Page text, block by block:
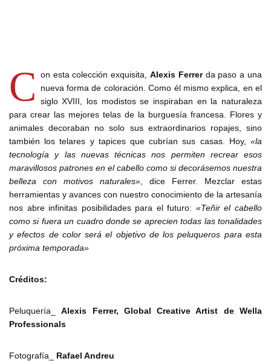
C on esta colección exquisita, Alexis Ferrerda paso a una
nueva forma de coloración. Como él mismo explica, en el
siglo XVIII, los modistos se inspiraban en la naturaleza
para crear las mejores telas de la burguesía francesa. Flores y
animales decoraban no solo sus extraordinarios ropajes, sino
también los telares y tapices que cubrían sus casas. Hoy, «la
tecnología y las nuevas técnicas nos permiten recrear esos
maravillosos patrones en el cabello como si decorásemos nuestra
belleza con motivos naturales» , dice Ferrer. Mezclar estas
herramientas y avances con nuestro conocimiento de la artesanía
nos abre infinitas posibilidades para el futuro: «Teñir el cabello
como si fuera un cuadro donde se aprecien todas las tonalidades
y efectos de color será el objetivo de los peluqueros para esta
próxima temporada»
Créditos:
Peluquería_Alexis Ferrer, Global Creative Artist de Wella
Professionals
Fotografía_ Rafael Andreu